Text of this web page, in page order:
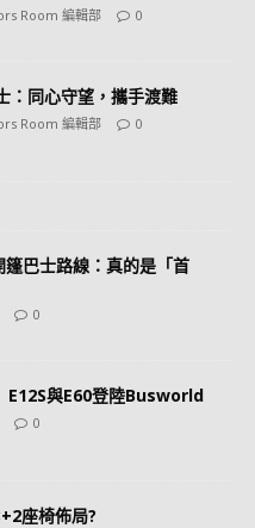
Room 編輯部 0
：同心守望，攜手渡難
Room 編輯部 0
巴士路線：真的是「首
0
與E60登陸Busworld
0
座椅佈局?